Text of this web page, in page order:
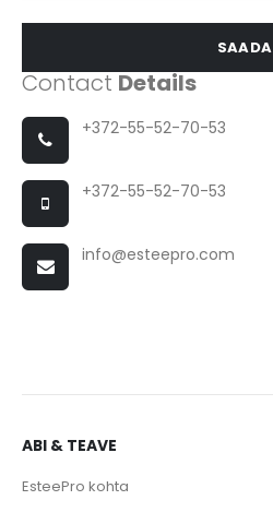
SAADA
Contact Details
+372-55-52-70-53
+372-55-52-70-53
info@esteepro.com
ABI & TEAVE
EsteePro kohta